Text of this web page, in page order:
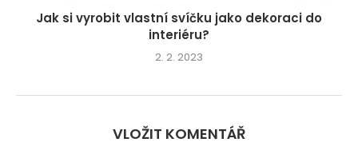
Jak si vyrobit vlastní svíčku jako dekoraci do
interiéru?
2. 2. 2023
VLOŽIT KOMENTÁŘ